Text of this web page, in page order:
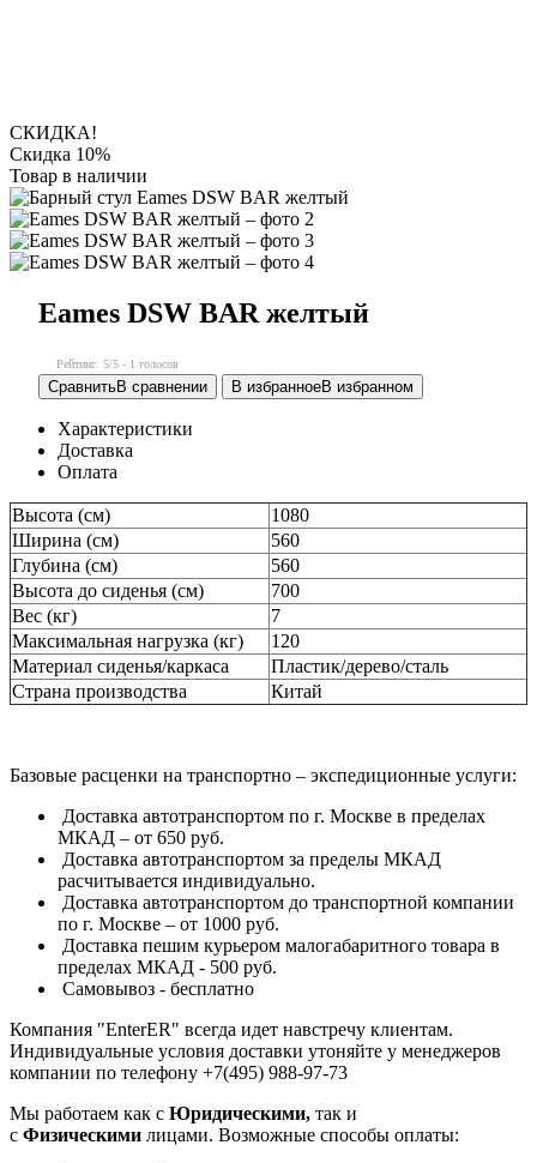
СКИДКА!
Скидка 10%
Товар в наличии
Eames DSW BAR желтый
Рейтинг: 5/5 - 1 голосов
СравнитьВ сравнении В избранноеВ избранном
Характеристики
Доставка
Оплата
Высота (см)
1080
Ширина (см)
560
Глубина (см)
560
Высота до сиденья (см)
700
Вес (кг)
7
Максимальная нагрузка (кг)
120
Материал сиденья/каркаса
Пластик/дерево/сталь
Страна производства
Китай
Базовые расценки на транспортно – экспедиционные услуги:
Доставка автотранспортом по г. Москве в пределах
МКАД – от 650 руб.
Доставка автотранспортом за пределы МКАД
расчитывается индивидуально.
Доставка автотранспортом до транспортной компании
по г. Москве – от 1000 руб.
Доставка пешим курьером малогабаритного товара в
пределах МКАД - 500 руб.
Самовывоз - бесплатно
Компания "EnterER" всегда идет навстречу клиентам.
Индивидуальные условия доставки утоняйте у менеджеров
компании по телефону +7(495) 988-97-73
Мы работаем как с Юридическими, так и
с Физическими лицами. Возможные способы оплаты: